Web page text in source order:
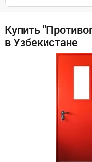
Купить
в Узбекистане